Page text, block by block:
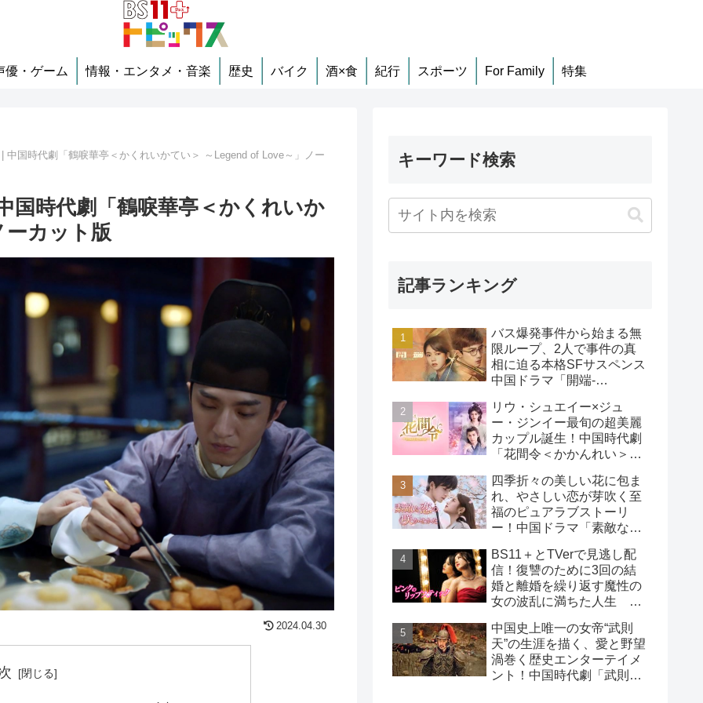
優・ゲーム 情報・エンタメ・音楽 歴史 バイク 酒×食 紀行 スポーツ For Family 特集
中国時代劇「鶴唳華亭＜かくれいかてい＞ ～Legend of Love～」ノー
国時代劇「鶴唳華亭＜かくれいか
カット版
2024.04.30
キーワード検索
記事ランキング
バス爆発事件から始まる無
限ループ、2人で事件の真
相に迫る本格SFサスペンス
中国ドラマ「開端-
リウ・シュエイー×ジュ
ー・ジンイー最旬の超美麗
カップル誕生！中国時代劇
「花間令＜かかんれい＞～
四季折々の美しい花に包ま
れ、やさしい恋が芽吹く至
福のピュアラブストーリ
ー！中国ドラマ「素敵な恋
BS11＋とTVerで見逃し配
信！復讐のために3回の結
婚と離婚を繰り返す魔性の
女の波乱に満ちた人生
プスティック」
中国史上唯一の女帝“武則
天”の生涯を描く、愛と野望
渦巻く歴史エンターテイメ
ント！中国時代劇「武則天